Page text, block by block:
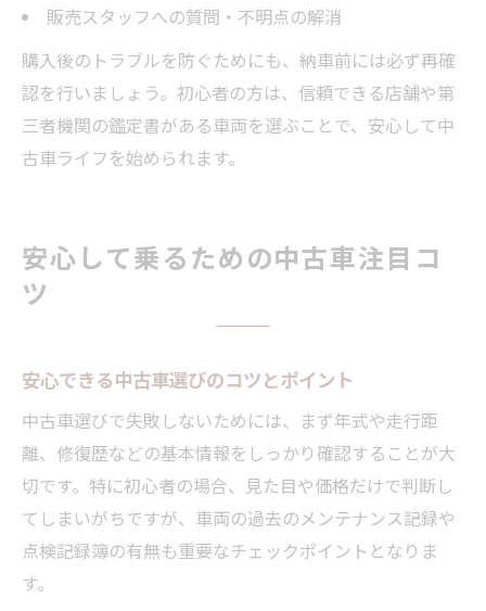
販売スタッフへの質問・不明点の解消
購入後のトラブルを防ぐためにも、納車前には必ず再確
認を行いましょう。初心者の方は、信頼できる店舗や第
三者機関の鑑定書がある車両を選ぶことで、安心して中
古車ライフを始められます。
安心して乗るための中古車注目コ
ツ
安心できる中古車選びのコツとポイント
中古車選びで失敗しないためには、まず年式や走行距
離、修復歴などの基本情報をしっかり確認することが大
切です。特に初心者の場合、見た目や価格だけで判断し
てしまいがちですが、車両の過去のメンテナンス記録や
点検記録簿の有無も重要なチェックポイントとなりま
す。